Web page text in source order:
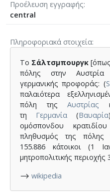
Προέλευση εγγραφής
central
Πληροφοριακά στοιχεία
Το Σάλτσμπουργκ
πόλης στην
γερμανικής προφοράς: (
παλαιότερα
πόλη τηςΑυστρίας
τη Γερμανία(Βαυαρία
ομόσπονδου
πληθυσμός της πόλης
155.886 κάτοικοι (1
μητροπολιτικής περιοχής
⟶wikipedia